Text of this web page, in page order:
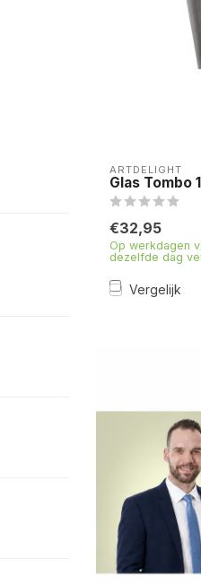
ARTDELIGHT
Glas Tombo
€32,95
Op werkdagen
dezelfde dag
Vergelijk